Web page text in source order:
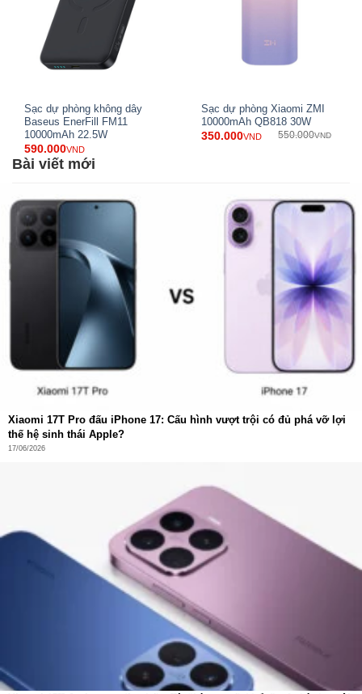
Dùng sạc dự phòng có chai pin không?
Nhiều người dùng thắc mắc là
dùng sạc dự phòng có
chai pin hay không?
Thực chất vấn đề này phụ thuộc vào
rất nhiều yếu tố và đặc biệt là cách
sử dụng sạc dự
của bạn có đúng cách hay không. Nếu lựa chọn
được sạc dự phòng tốt có đầu ra đúng với đầu vào của
thiết bị và dùng đúng cách sẽ không gây chai pin cho điện
thoại. Ngoài ra, bạn cũng không nên quá lạm dụng pin sạc
dự phòng vì đây chỉ là nguồn điện di động được lưu trữ
bằng pin nên sẽ không ổn định bằng dòng điện gốc.
Sạc dự phòng không dây
Baseus EnerFill FM11
10000mAh 22.5W
590.000VND
Sạc dự phòng Xiaomi ZMI
10000mAh QB818 30W
350.000VND 550.000VND
Bài viết mới
Xiaomi 17T Pro đấu iPhone 17: Cấu hình vượt trội có đủ phá vỡ lợi
thế hệ sinh thái Apple?
17/06/2026